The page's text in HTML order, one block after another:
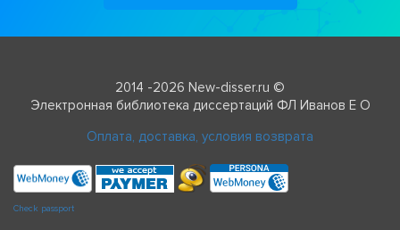
2014 -2026 New-disser.ru ©
Электронная библиотека диссертаций ФЛ Иванов Е О
Оплата, доставка, условия возврата
Check passport